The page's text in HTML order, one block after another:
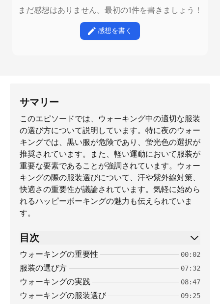
まだ感想はありません。最初の1件を書きましょう！
感想を書く
サマリー
このエピソードでは、ウォーキング中の適切な服装
の選び方について説明しています。特に夜のウォー
キングでは、黒い服が危険であり、蛍光色の選択が
推奨されています。また、軽い運動において服装が
重要な要素であることが強調されています。ウォー
キングの際の服装選びについて、汗や紫外線対策、
快適さの重要性が議論されています。気軽に始めら
れるハッピーボーキングの魅力も伝えられていま
す。
目次
ウォーキングの重要性 00:02
服装の選び方 07:32
ウォーキングの実践 08:47
ウォーキングの服装選び 09:25